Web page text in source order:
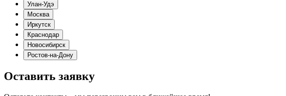
Улан-Удэ
Москва
Иркутск
Краснодар
Новосибирск
Ростов-на-Дону
Оставить заявку